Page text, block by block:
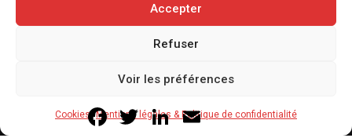
Accepter
Refuser
Voir les préférences
Cookies Mentions légales & Politique de confidentialité
Mentions légales & Politique de confidentialité
Cookies
FacebookTwitterLinkedInEmail